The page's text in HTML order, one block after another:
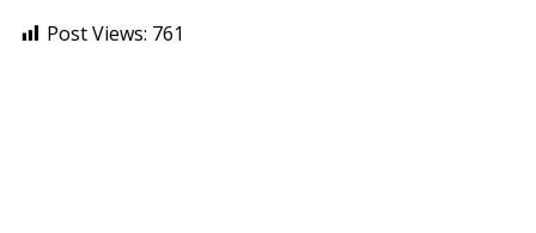
Post Views: 761